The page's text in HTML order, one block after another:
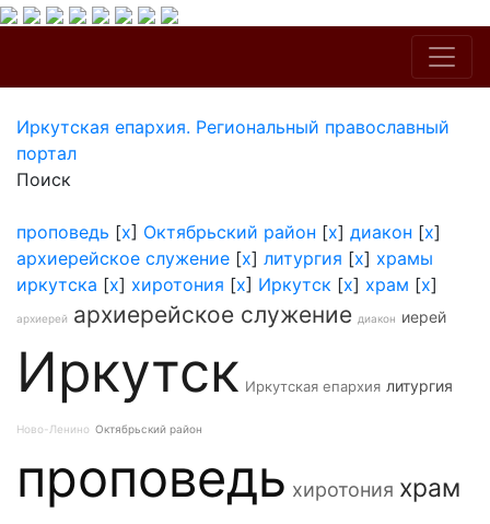
Иркутская епархия. Региональный православный
портал
Поиск
проповедь [x] Октябрьский район [x] диакон [x]
архиерейское служение [x] литургия [x] храмы
иркутска [x] хиротония [x] Иркутск [x] храм [x]
архиерей архиерейское служение диакон иерей
Иркутск Иркутская епархия литургия
Ново-Ленино Октябрьский район
проповедь хиротония храм